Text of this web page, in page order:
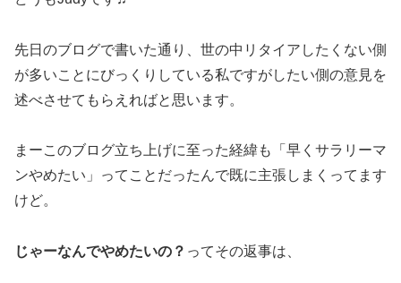
先日のブログで書いた通り、世の中リタイアしたくない側
が多いことにびっくりしている私ですがしたい側の意見を
述べさせてもらえればと思います。
まーこのブログ立ち上げに至った経緯も「早くサラリーマ
ンやめたい」ってことだったんで既に主張しまくってます
けど。
じゃーなんでやめたいの？ ってその返事は、